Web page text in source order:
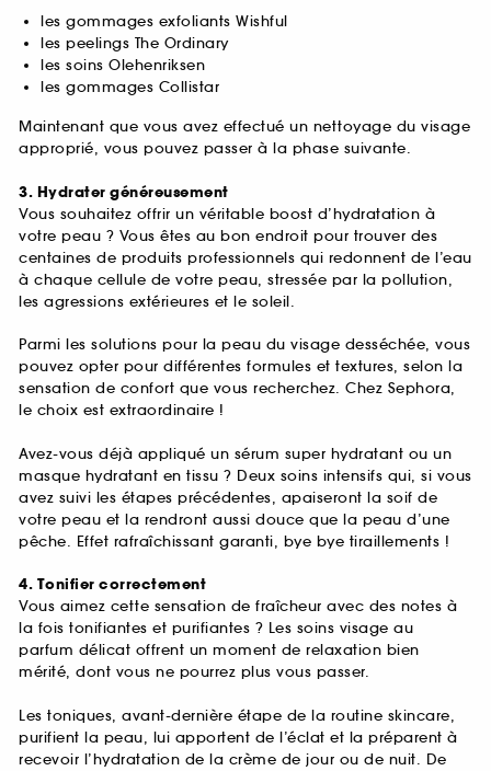
les gommages exfoliants Wishful
les peelings The Ordinary
les soins Olehenriksen
les gommages Collistar
Maintenant que vous avez effectué un nettoyage du visage
approprié, vous pouvez passer à la phase suivante.
3. Hydrater généreusement
Vous souhaitez offrir un véritable boost d’hydratation à
votre peau ? Vous êtes au bon endroit pour trouver des
centaines de produits professionnels qui redonnent de l’eau
à chaque cellule de votre peau, stressée par la pollution,
les agressions extérieures et le soleil.
Parmi les solutions pour la peau du visage desséchée, vous
pouvez opter pour différentes formules et textures, selon la
sensation de confort que vous recherchez. Chez Sephora,
le choix est extraordinaire !
Avez-vous déjà appliqué un sérum super hydratant ou un
masque hydratant en tissu ? Deux soins intensifs qui, si vous
avez suivi les étapes précédentes, apaiseront la soif de
votre peau et la rendront aussi douce que la peau d’une
pêche. Effet rafraîchissant garanti, bye bye tiraillements !
4. Tonifier correctement
Vous aimez cette sensation de fraîcheur avec des notes à
la fois tonifiantes et purifiantes ? Les soins visage au
parfum délicat offrent un moment de relaxation bien
mérité, dont vous ne pourrez plus vous passer.
Les toniques, avant-dernière étape de la routine skincare,
purifient la peau, lui apportent de l’éclat et la préparent à
recevoir l’hydratation de la crème de jour ou de nuit. De